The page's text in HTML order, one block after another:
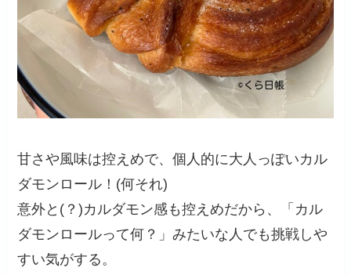
甘さや風味は控えめで、個人的に大人っぽいカル
ダモンロール！(何それ)
意外と(？)カルダモン感も控えめだから、「カル
ダモンロールって何？」みたいな人でも挑戦しや
すい気がする。